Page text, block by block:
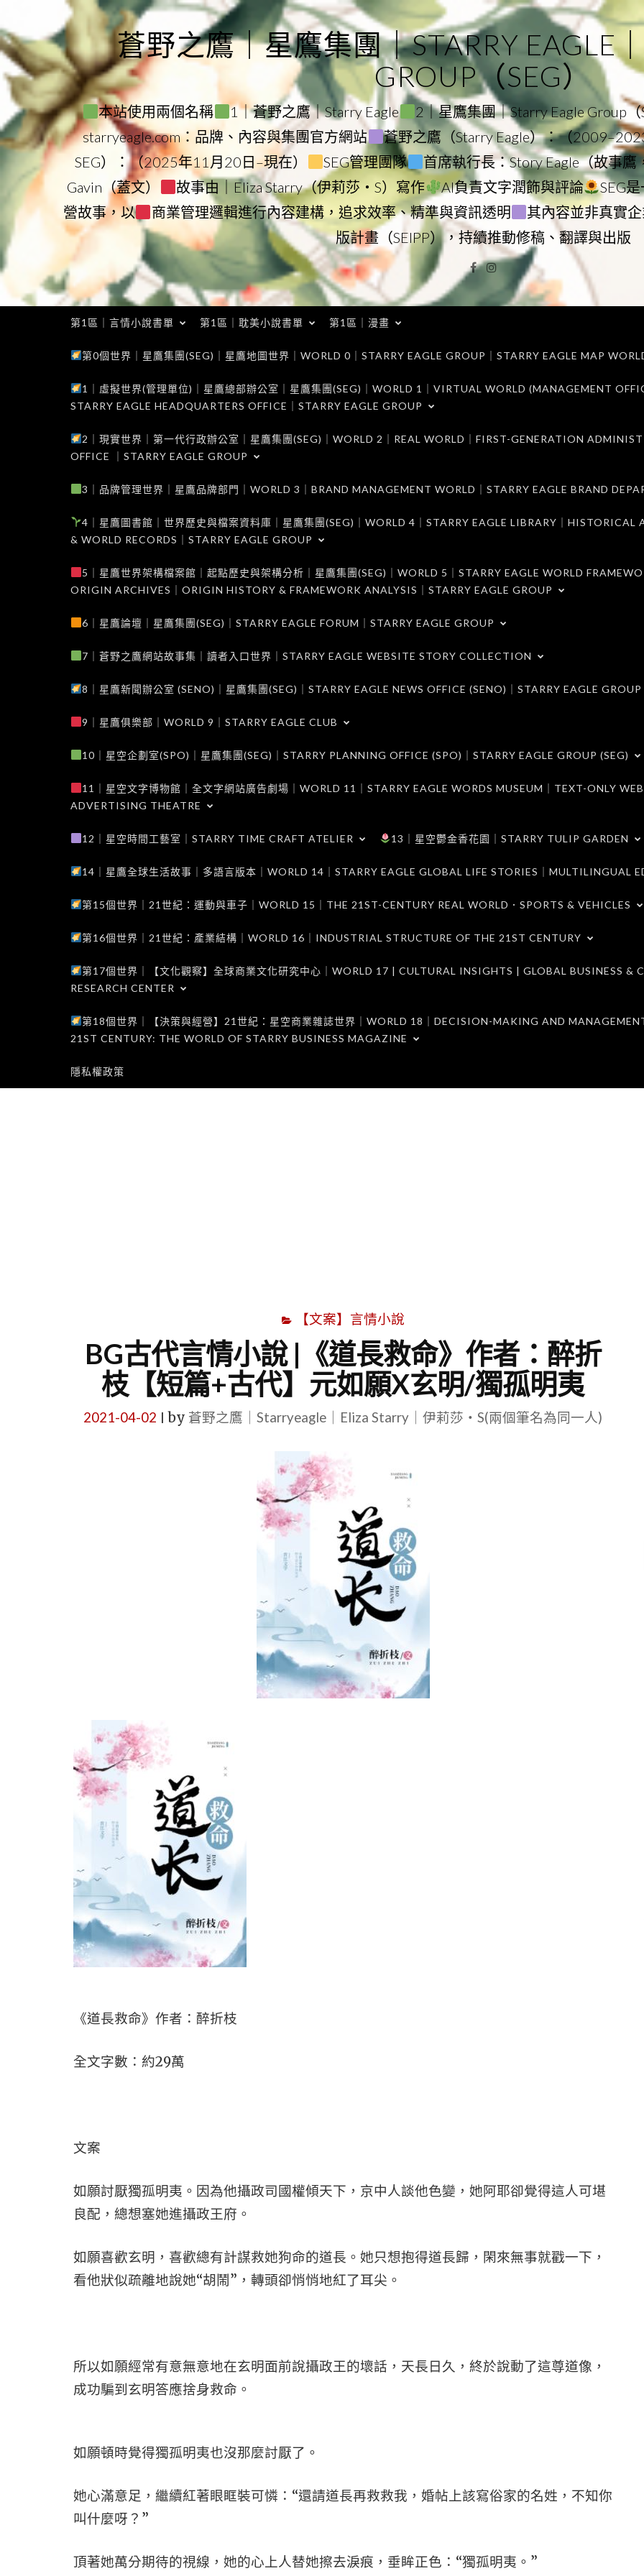
to
content
蒼野之鷹｜星鷹集團｜STARRY EAGLE
GROUP（SEG）
本站使用兩個名稱 1｜蒼野之鷹｜Starry Eagle 2｜星鷹集團｜Starry Eagle Group（
starryeagle.com：品牌、內容與集團官方網站
蒼野之鷹（Starry Eagle）：（
SEG）：（2025年11月20日–現在）
SEG管理團隊 首席執行長：Story Eagle（故事鷹
Gavin（蓋文）
故事由｜Eliza Starry（伊莉莎・S）寫作 AI負責文字潤飾與評論
SEG
營故事，以
商業管理邏輯進行內容建構，追求效率、精準與資訊透明 其內容並非真實
版計畫（SEIPP），持續推動修稿、翻譯與出版
Facebook
Instagram
第1區｜言情小說書單 第1區｜耽美小說書單 第1區｜漫畫
第0個世界｜星鷹集團(SEG)｜星鷹地圖世界｜WORLD 0｜STARRY EAGLE GROUP｜STARRY EAGLE MAP
1｜虛擬世界(管理單位)｜星鷹總部辦公室｜星鷹集團(SEG)｜WORLD 1｜VIRTUAL WORLD (MANAGEMENT
STARRY EAGLE HEADQUARTERS OFFICE｜STARRY EAGLE GROUP
2｜現實世界｜第一代行政辦公室｜星鷹集團(SEG)｜WORLD 2｜REAL WORLD｜FIRST-GENERATION
OFFICE ｜STARRY EAGLE GROUP
3｜品牌管理世界｜星鷹品牌部門｜WORLD 3｜BRAND MANAGEMENT WORLD｜STARRY EAGLE BRAND
4｜星鷹圖書館｜世界歷史與檔案資料庫｜星鷹集團(SEG)｜WORLD 4｜STARRY EAGLE LIBRARY｜HISTORICAL
& WORLD RECORDS｜STARRY EAGLE GROUP
5｜星鷹世界架構檔案館｜起點歷史與架構分析｜星鷹集團(SEG)｜WORLD 5｜STARRY EAGLE WORLD
ORIGIN ARCHIVES｜ORIGIN HISTORY & FRAMEWORK ANALYSIS｜STARRY EAGLE GROUP
6｜星鷹論壇｜星鷹集團(SEG)｜STARRY EAGLE FORUM｜STARRY EAGLE GROUP
7｜蒼野之鷹網站故事集｜讀者入口世界｜STARRY EAGLE WEBSITE STORY COLLECTION
8｜星鷹新聞辦公室 (SENO)｜星鷹集團(SEG)｜STARRY EAGLE NEWS OFFICE (SENO)｜STARRY EAGLE GROUP
9｜星鷹俱樂部｜WORLD 9｜STARRY EAGLE CLUB
10｜星空企劃室(SPO)｜星鷹集團(SEG)｜STARRY PLANNING OFFICE (SPO)｜STARRY EAGLE GROUP (SEG)
11｜星空文字博物館｜全文字網站廣告劇場｜WORLD 11｜STARRY EAGLE WORDS MUSEUM｜TEXT-ONLY
ADVERTISING THEATRE
12｜星空時間工藝室｜STARRY TIME CRAFT ATELIER 13｜星空鬱金香花園｜STARRY TULIP GARDEN
14｜星鷹全球生活故事｜多語言版本｜WORLD 14｜STARRY EAGLE GLOBAL LIFE STORIES｜MULTILINGUAL
第15個世界｜21世紀：運動與車子｜WORLD 15｜THE 21ST-CENTURY REAL WORLD．SPORTS & VEHICLES
第16個世界｜21世紀：產業結構｜WORLD 16｜INDUSTRIAL STRUCTURE OF THE 21ST CENTURY
第17個世界｜【文化觀察】全球商業文化研究中心｜WORLD 17 | CULTURAL INSIGHTS | GLOBAL BUSINESS &
RESEARCH CENTER
第18個世界｜【決策與經營】21世紀：星空商業雜誌世界｜WORLD 18｜DECISION-MAKING AND
21ST CENTURY: THE WORLD OF STARRY BUSINESS MAGAZINE
隱私權政策
【文案】言情小說
BG古代言情小說 |《道長救命》作者：醉折
枝【短篇+古代】元如願X玄明/獨孤明夷
2021-04-02 by 蒼野之鷹｜Starryeagle｜Eliza Starry｜伊莉莎・S(兩個筆名為同一人)
《道長救命》作者：醉折枝
全文字數：約29萬
文案
如願討厭獨孤明夷。因為他攝政司國權傾天下，京中人談他色變，她阿耶卻覺得這人可堪
良配，總想塞她進攝政王府。
如願喜歡玄明，喜歡總有計謀救她狗命的道長。她只想抱得道長歸，閑來無事就戳一下，
看他狀似疏離地說她“胡鬧”，轉頭卻悄悄地紅了耳尖。
所以如願經常有意無意地在玄明面前說攝政王的壞話，天長日久，終於說動了這尊道像，
成功騙到玄明答應捨身救命。
如願頓時覺得獨孤明夷也沒那麼討厭了。
她心滿意足，繼續紅著眼眶裝可憐：“還請道長再救救我，婚帖上該寫俗家的名姓，不知你
叫什麼呀？”
頂著她萬分期待的視線，她的心上人替她擦去淚痕，垂眸正色：“獨孤明夷。”